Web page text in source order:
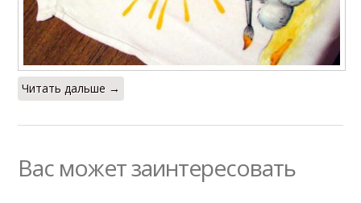
Читать дальше →
Вас может заинтересовать